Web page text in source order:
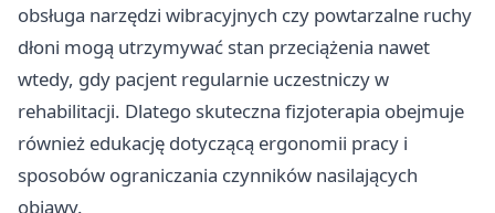
obsługa narzędzi wibracyjnych czy powtarzalne ruchy
dłoni mogą utrzymywać stan przeciążenia nawet
wtedy, gdy pacjent regularnie uczestniczy w
rehabilitacji. Dlatego skuteczna fizjoterapia obejmuje
również edukację dotyczącą ergonomii pracy i
sposobów ograniczania czynników nasilających
objawy.